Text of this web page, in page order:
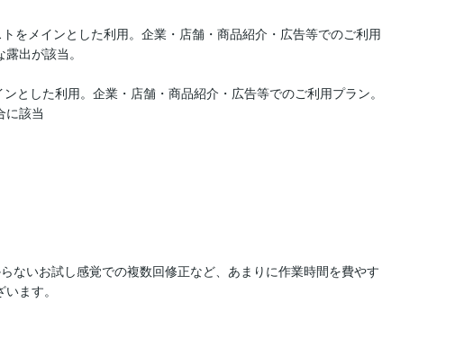
をメインとした利用。企業・店舗・商品紹介・広告等でのご利用
出が該当。
とした利用。企業・店舗・商品紹介・広告等でのご利用プラン。
に該当
ないお試し感覚での複数回修正など、あまりに作業時間を費やす
ます。